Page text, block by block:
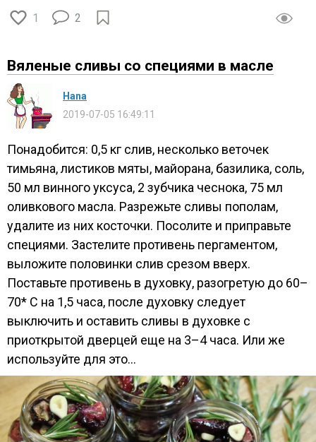
1 2
Вяленые сливы со специями в масле
Нana
2019-07-05 16:49:11
Понадобится: 0,5 кг слив, несколько веточек
тимьяна, листиков мяты, майорана, базилика, соль,
50 мл винного уксуса, 2 зубчика чеснока, 75 мл
оливкового масла. Разрежьте сливы пополам,
удалите из них косточки. Посолите и приправьте
специями. Застелите противень пергаментом,
выложите половинки слив срезом вверх.
Поставьте противень в духовку, разогретую до 60–
70* С на 1,5 часа, после духовку следует
выключить и оставить сливы в духовке с
приоткрытой дверцей еще на 3–4 часа. Или же
используйте для это...